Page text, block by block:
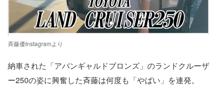
斉藤優Instagramより
納車された「アバンギャルドブロンズ」のランドクルーザ
ー250の姿に興奮した斉藤は何度も「やばい」を連発。